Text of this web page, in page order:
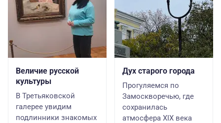
Величие русской
культуры
В Третьяковской
галерее увидим
подлинники знакомых
Дух старого города
Прогуляемся по
Замоскворечью, где
сохранилась
атмосфера XIX века